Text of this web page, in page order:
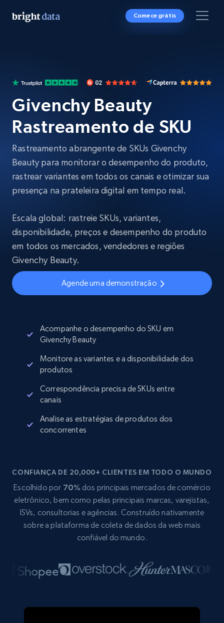
Comece grátis
Givenchy Beauty
Rastreamento de SKU
Rastreamento abrangente de SKUs Givenchy
Beauty para monitorar o desempenho do produto,
rastrear variantes em todos os canais e otimizar sua
presença na prateleira digital em tempo real.
Escala global: rastreie SKUs, variantes,
disponibilidade, preços e desempenho do produto
em todos os mercados, vendedores e regiões
Givenchy Beauty.
Agende uma demonstração
Acompanhe o desempenho do SKU em
Givenchy Beauty
Monitore as variantes e a disponibilidade dos
produtos
Correspondência precisa de SKUs entre
canais
Analise as estratégias de produtos dos
concorrentes
CONFIANÇA DE 20,000+ CLIENTES EM TODO O MUNDO
Escolhido por 70% dos principais mercados de comércio
eletrônico, bem como pelas principais marcas, varejistas,
ISVs, consultorias e agências. Construído nativamente
sobre a plataforma de coleta de dados da web mais
confiável do mundo.